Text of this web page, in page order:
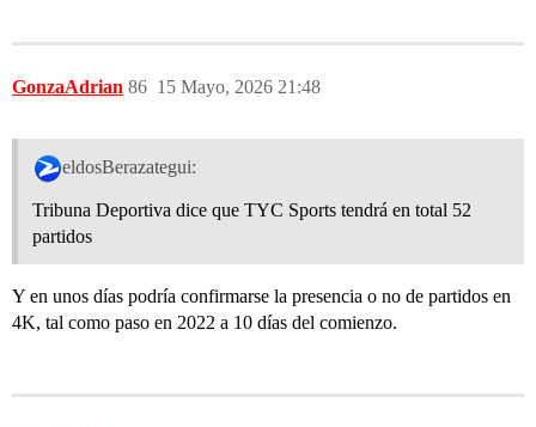
GonzaAdrian 15 Mayo, 2026 21:48
86
eldosBerazategui:
Tribuna Deportiva dice que TYC Sports tendrá en total 52
partidos
Y en unos días podría confirmarse la presencia o no de partidos en
4K, tal como paso en 2022 a 10 días del comienzo.